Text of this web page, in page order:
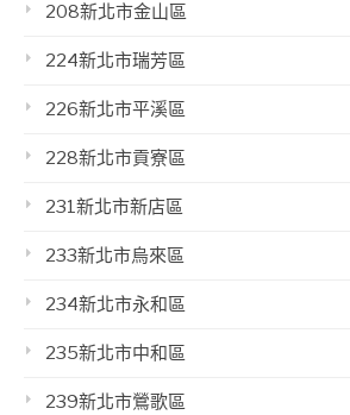
208新北市金山區
224新北市瑞芳區
226新北市平溪區
228新北市貢寮區
231新北市新店區
233新北市烏來區
234新北市永和區
235新北市中和區
239新北市鶯歌區